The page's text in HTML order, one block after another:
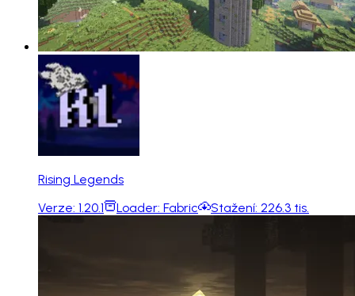
Rising Legends
Verze: 1.20.1 Loader: Fabric Stažení: 226.3 tis.